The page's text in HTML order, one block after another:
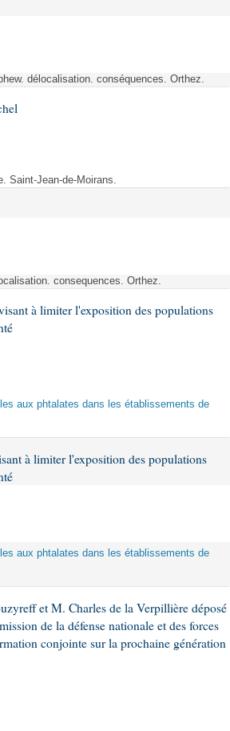
délocalisation. conséquences. Orthez.
Saint-Jean-de-Moirans.
consequences. Orthez.
à limiter l'exposition des populations
aux phtalates dans les établissements de
à limiter l'exposition des populations
aux phtalates dans les établissements de
et M. Charles de la Verpillière déposé
de la défense nationale et des forces
conjointe sur la prochaine génération